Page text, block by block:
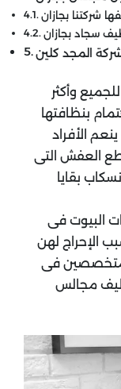
شركتنا بجازان
سجاد بجازان
المجد كلين
وأكثر
بنظافتها
الأفراد
العفش التى
بقايا
البيوت فى
الإحراج لهن
متخصصين فى
مجالس